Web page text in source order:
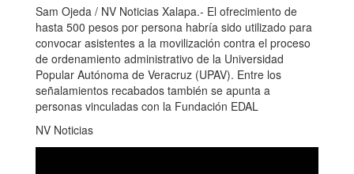
Sam Ojeda / NV Noticias Xalapa.- El ofrecimiento de
hasta 500 pesos por persona habría sido utilizado para
convocar asistentes a la movilización contra el proceso
de ordenamiento administrativo de la Universidad
Popular Autónoma de Veracruz (UPAV). Entre los
señalamientos recabados también se apunta a
personas vinculadas con la Fundación EDAL
NV Noticias